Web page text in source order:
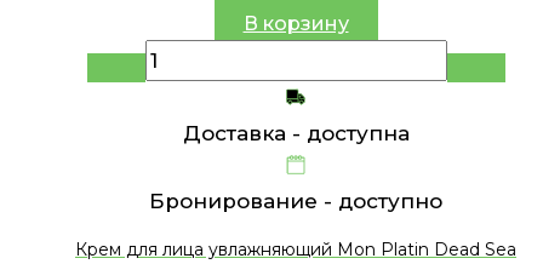
В корзину
Доставка - доступна
Бронирование - доступно
Крем для лица увлажняющий Mon Platin Dead Sea